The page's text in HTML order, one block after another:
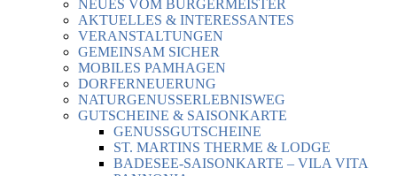
NEUES VOM BÜRGERMEISTER
AKTUELLES & INTERESSANTES
VERANSTALTUNGEN
GEMEINSAM SICHER
MOBILES PAMHAGEN
DORFERNEUERUNG
NATURGENUSSERLEBNISWEG
GUTSCHEINE & SAISONKARTE
GENUSSGUTSCHEINE
ST. MARTINS THERME & LODGE
BADESEE-SAISONKARTE – VILA VITA